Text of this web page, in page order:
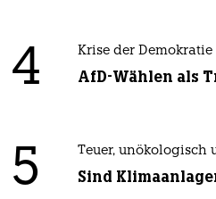
4 Krise der Demokratie
AfD-Wählen als
5 Teuer, unökologisch
Sind